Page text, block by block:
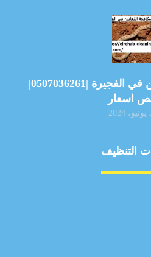
شركة مكافحة الثعابين في الفجيرة |0507036261|
اسعار
التنظيف